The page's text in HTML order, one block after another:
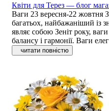
Квіти для Терез — блог
Ваги 23 вересня-22 жовтня
багатьох, найбажаніший із
являє собою Зеніт року,
балансу і гармонії. Ваги
читати повністю